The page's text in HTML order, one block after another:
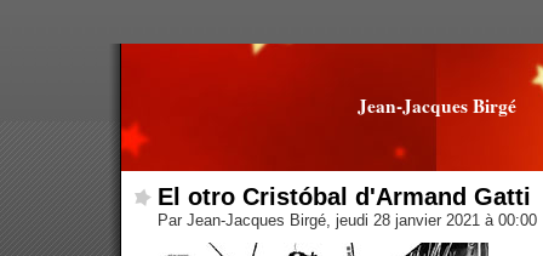
Jean-Jacques Birgé
El otro Cristóbal d'Armand Gatti
Par Jean-Jacques Birgé, jeudi 28 janvier 2021 à 00:00